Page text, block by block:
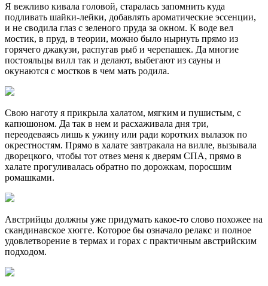
Я вежливо кивала головой, старалась запомнить куда
подливать шайки-лейки, добавлять ароматические эссенции,
и не сводила глаз с зеленого пруда за окном. К воде вел
мостик, в пруд, в теории, можно было нырнуть прямо из
горячего джакузи, распугав рыб и черепашек. Да многие
постояльцы вилл так и делают, выбегают из сауны и
окунаются с мостков в чем мать родила.
Свою наготу я прикрыла халатом, мягким и пушистым, с
капюшоном. Да так в нем и расхаживала дня три,
переодеваясь лишь к ужину или ради коротких вылазок по
окрестностям. Прямо в халате завтракала на вилле, вызывала
дворецкого, чтобы тот отвез меня к дверям СПА, прямо в
халате прогуливалась обратно по дорожкам, поросшим
ромашками.
Австрийцы должны уже придумать какое-то слово похожее на
скандинавское хюгге. Которое бы означало релакс и полное
удовлетворение в термах и горах с практичным австрийским
подходом.